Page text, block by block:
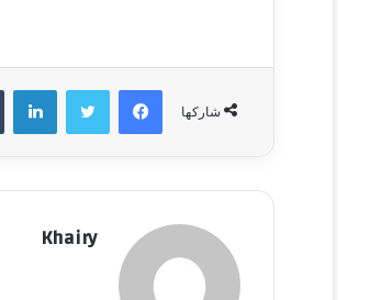
شاركها
فيسبوك تويتر لينكدإن
Khairy